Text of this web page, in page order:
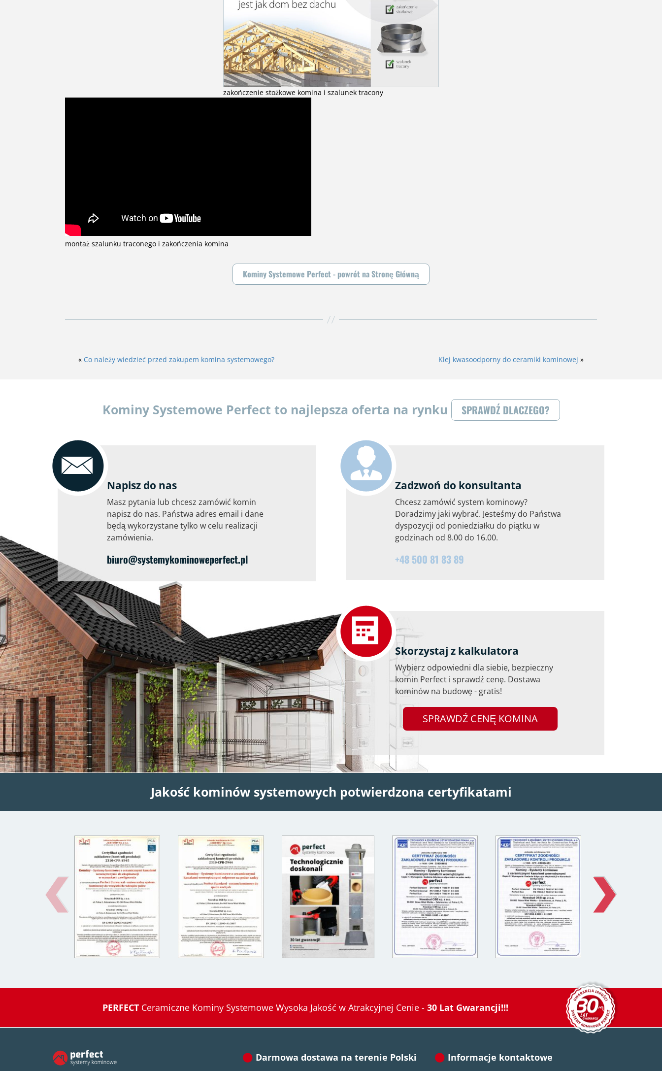
zakończenie stożkowe komina i szalunek tracony
montaż szalunku traconego i zakończenia komina
Kominy Systemowe Perfect - powrót na Stronę Główną
« Co należy wiedzieć przed zakupem komina systemowego? Klej kwasoodporny do ceramiki kominowej »
Kominy Systemowe Perfect to najlepsza oferta na rynku SPRAWDŹ DLACZEGO?
Napisz do nas
Masz pytania lub chcesz zamówić komin
napisz do nas. Państwa adres email i dane
będą wykorzystane tylko w celu realizacji
zamówienia.
biuro@systemykominoweperfect.pl
Zadzwoń do konsultanta
Chcesz zamówić system kominowy?
Doradzimy jaki wybrać. Jesteśmy do Państwa
dyspozycji od poniedziałku do piątku w
godzinach od 8.00 do 16.00.
+48 500 81 83 89
Skorzystaj z kalkulatora
Wybierz odpowiedni dla siebie, bezpieczny
komin Perfect i sprawdź cenę. Dostawa
kominów na budowę - gratis!
SPRAWDŹ CENĘ KOMINA
Jakość kominów systemowych potwierdzona certyfikatami
PERFECTCeramiczne Kominy Systemowe Wysoka Jakość w Atrakcyjnej Cenie - 30 Lat Gwarancji!!!
Informacje kontaktowe
Darmowa dostawa na terenie Polski